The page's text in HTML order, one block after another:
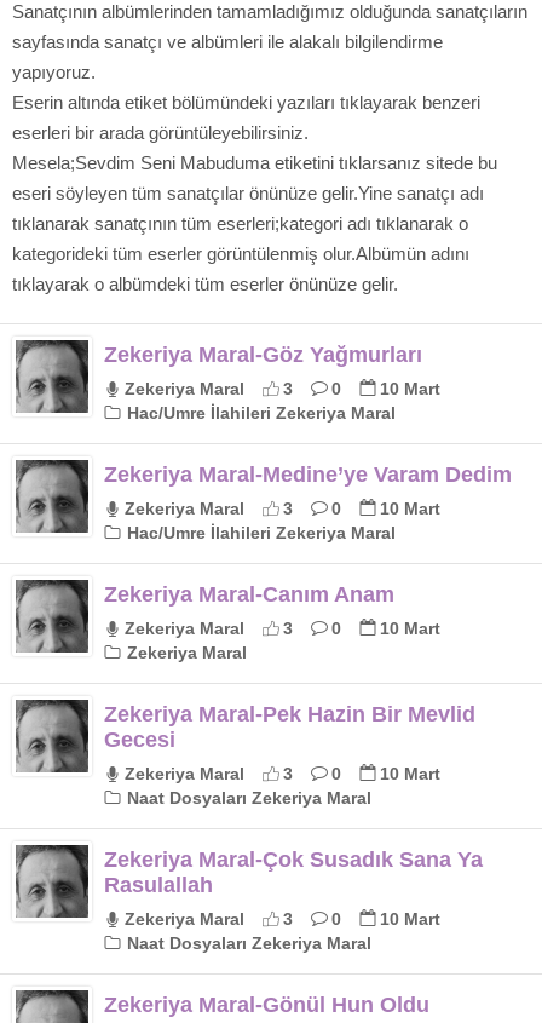
Sanatçının albümlerinden tamamladığımız olduğunda sanatçıların
sayfasında sanatçı ve albümleri ile alakalı bilgilendirme
yapıyoruz.
Eserin altında etiket bölümündeki yazıları tıklayarak benzeri
eserleri bir arada görüntüleyebilirsiniz.
Mesela;Sevdim Seni Mabuduma etiketini tıklarsanız sitede bu
eseri söyleyen tüm sanatçılar önünüze gelir.Yine sanatçı adı
tıklanarak sanatçının tüm eserleri;kategori adı tıklanarak o
kategorideki tüm eserler görüntülenmiş olur.Albümün adını
tıklayarak o albümdeki tüm eserler önünüze gelir.
Zekeriya Maral-Göz Yağmurları
Zekeriya Maral 3 0
10 Mart
Hac/Umre İlahileri Zekeriya Maral
Zekeriya Maral-Medine’ye Varam Dedim
Zekeriya Maral 3 0
10 Mart
Hac/Umre İlahileri Zekeriya Maral
Zekeriya Maral-Canım Anam
Zekeriya Maral 3 0
10 Mart
Zekeriya Maral
Zekeriya Maral-Pek Hazin Bir Mevlid
Gecesi
Zekeriya Maral 3 0
10 Mart
Naat Dosyaları Zekeriya Maral
Zekeriya Maral-Çok Susadık Sana Ya
Rasulallah
Zekeriya Maral 3 0
10 Mart
Naat Dosyaları Zekeriya Maral
Zekeriya Maral-Gönül Hun Oldu